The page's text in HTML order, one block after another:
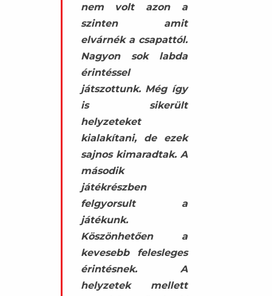
nem volt azon a
szinten amit
elvárnék a csapattól.
Nagyon sok labda
érintéssel
játszottunk. Még így
is sikerült
helyzeteket
kialakítani, de ezek
sajnos kimaradtak. A
második
játékrészben
felgyorsult a
játékunk.
Köszönhetően a
kevesebb felesleges
érintésnek. A
helyzetek mellett